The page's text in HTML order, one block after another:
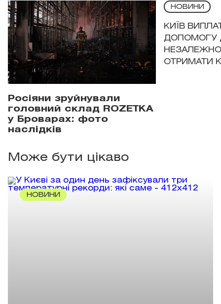
Росіяни зруйнували
головний склад ROZETKA
у Броварах: фото
наслідків
НОВИНИ
КИЇВ
ДОПОМОГУ
ОТРИМАТИ
Може бути цікаво
НОВИНИ